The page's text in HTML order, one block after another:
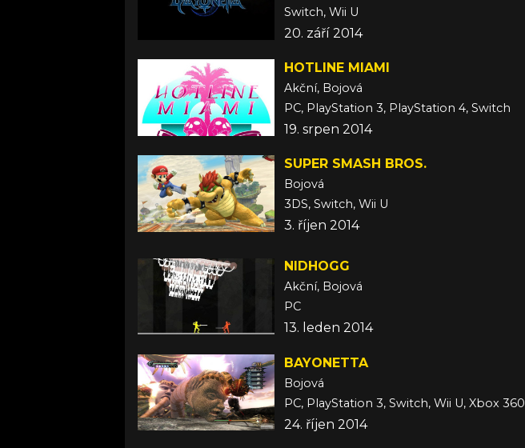
Switch, Wii U
20. září 2014
HOTLINE MIAMI
Akční, Bojová
PC, PlayStation 3, PlayStation 4, Switch
19. srpen 2014
SUPER SMASH BROS.
Bojová
3DS, Switch, Wii U
3. říjen 2014
NIDHOGG
Akční, Bojová
PC
13. leden 2014
BAYONETTA
Bojová
PC, PlayStation 3, Switch, Wii U, Xbox 360
24. říjen 2014